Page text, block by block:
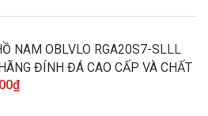
NAM OBLVLO RGA20S7-SLLL
ĐÍNH ĐÁ CAO CẤP VÀ CHẤT